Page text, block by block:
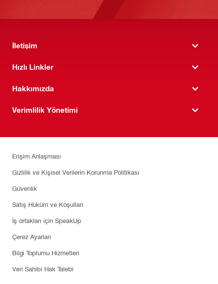
İletişim
Hızlı Linkler
Hakkımızda
Verimlilik Yönetimi
Erişim Anlaşması
Gizlilik ve Kişisel Verilerin Korunma Politikası
Güvenlik
Satış Hüküm ve Koşulları
İş ortakları için SpeakUp
Çerez Ayarları
Bilgi Toplumu Hizmetleri
Veri Sahibi Hak Talebi